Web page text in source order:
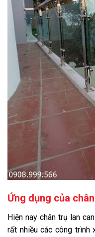
Ứng dụng của
Hiện nay chân trụ lan
rất nhiều các công trình